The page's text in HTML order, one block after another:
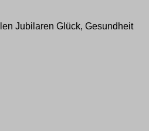
Jubilaren Glück, Gesundheit